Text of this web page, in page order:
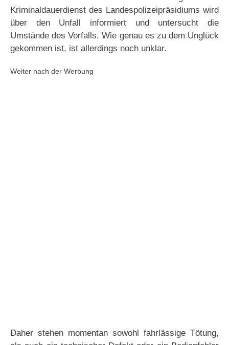
Kriminaldauerdienst des Landespolizeipräsidiums wird
über den Unfall informiert und untersucht die
Umstände des Vorfalls. Wie genau es zu dem Unglück
gekommen ist, ist allerdings noch unklar.
Weiter nach der Werbung
Daher stehen momentan sowohl fahrlässige Tötung,